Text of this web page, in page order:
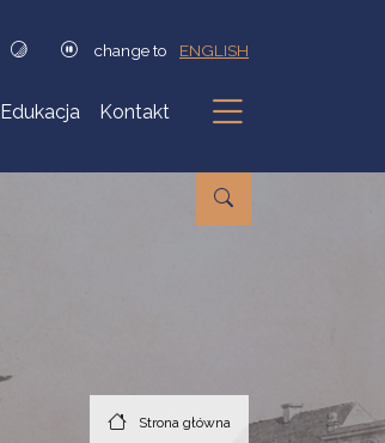
change to ENGLISH
Edukacja Kontakt
Podmenu
Strona główna